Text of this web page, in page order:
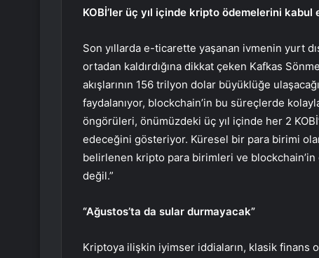
KOBİ’ler üç yıl içinde kripto ödemelerini
Son yıllarda e-ticarette yaşanan ivmenin yurt
ortadan kaldırdığına dikkat çeken Kafkas
akışlarının 156 trilyon dolar büyüklüğe
faydalanıyor, blockchain’in bu süreçlerde
öngörüleri, önümüzdeki üç yıl içinde her 2
edeceğini gösteriyor. Küresel bir para birimi
belirlenen kripto para birimleri ve blockchain’in
değil.”
“Ağustos’ta da sular durmayacak”
Kriptoya ilişkin iyimser iddiaların, klasik